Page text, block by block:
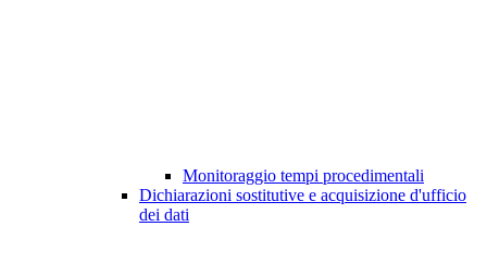
Monitoraggio tempi procedimentali
Dichiarazioni sostitutive e acquisizione d'ufficio
dei dati